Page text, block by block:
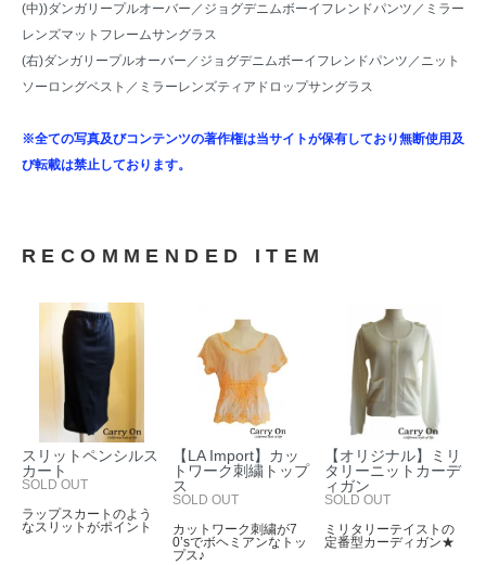
(中))ダンガリープルオーバー／ ジョグデニムボーイフレンドパンツ ／ ミラー
レンズマットフレームサングラス
(右)ダンガリープルオーバー／ ジョグデニムボーイフレンドパンツ ／ ニット
ソーロングベスト ／ ミラーレンズティアドロップサングラス
※全ての写真及びコンテンツの著作権は当サイトが保有しており無断使用及
び転載は禁止しております。
RECOMMENDED ITEM
スリットペンシルス
カート
SOLD OUT
ラップスカートのよう
なスリットがポイント
【LA Import】カッ
トワーク刺繍トップ
ス
SOLD OUT
カットワーク刺繍が7
0’sでボヘミアンなトッ
プス♪
【オリジナル】ミリ
タリーニットカーデ
ィガン
SOLD OUT
ミリタリーテイストの
定番型カーディガン★